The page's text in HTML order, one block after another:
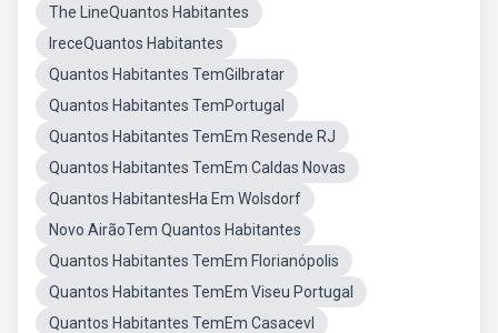
The LineQuantos Habitantes
IreceQuantos Habitantes
Quantos Habitantes TemGilbratar
Quantos Habitantes TemPortugal
Quantos Habitantes TemEm Resende RJ
Quantos Habitantes TemEm Caldas Novas
Quantos HabitantesHa Em Wolsdorf
Novo AirãoTem Quantos Habitantes
Quantos Habitantes TemEm Florianópolis
Quantos Habitantes TemEm Viseu Portugal
Quantos Habitantes TemEm Casacevl